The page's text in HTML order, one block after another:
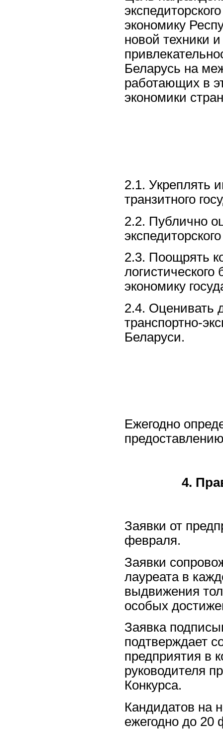
экономику
новой техники
Беларусь на
работающих в
экономики
2.1. Укреплять
транзитного
2.2. Публично
2.3. Поощрять
экономику
2.4. Оценивать
транспортно-
Беларуси.
Ежегодно
4.
Заявки от
февраля.
Заявки
лауреата в
выдвижения
особых
Заявка
подтверждает
предприятия в
руководителя
Конкурса.
Кандидатов на
ежегодно до 20